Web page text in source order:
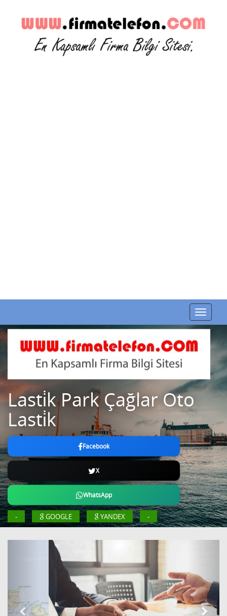
Toggle
Lasti̇k Park Çağlar Oto
Lasti̇k
Facebook
X
WhatsApp
- GOOGLE YANDEX -